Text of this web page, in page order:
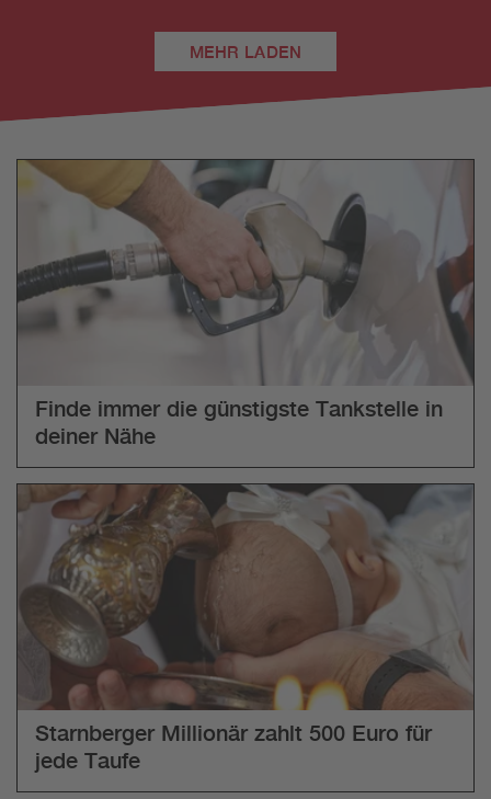
MEHR LADEN
Finde immer die günstigste Tankstelle in
deiner Nähe
Starnberger Millionär zahlt 500 Euro für
jede Taufe